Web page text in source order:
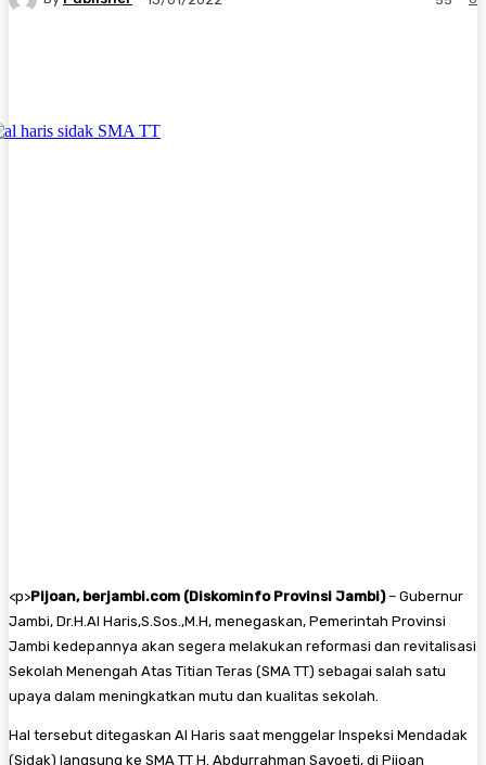
<p>Pijoan, berjambi.com (Diskominfo Provinsi Jambi)– Gubernur
Jambi, Dr.H.Al Haris,S.Sos.,M.H, menegaskan, Pemerintah Provinsi
Jambi kedepannya akan segera melakukan reformasi dan revitalisasi
Sekolah Menengah Atas Titian Teras (SMA TT) sebagai salah satu
upaya dalam meningkatkan mutu dan kualitas sekolah.
Hal tersebut ditegaskan Al Haris saat menggelar Inspeksi Mendadak
(Sidak) langsung ke SMA TT H. Abdurrahman Sayoeti, di Pijoan